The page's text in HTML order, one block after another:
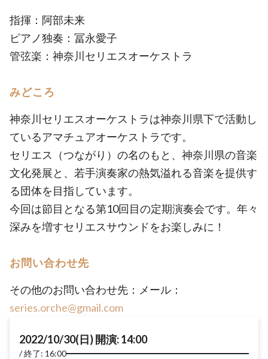
指揮：阿部未来
ピアノ独奏：冨永愛子
管弦楽：神奈川セリエスオーケストラ
みどころ
神奈川セリエスオーケストラは神奈川県下で活動し
ているアマチュアオーケストラです。
セリエス（つながり）の名のもと、神奈川県の音楽
文化発展と、若手演奏家の熱気溢れる音楽を提供す
る団体を目指しています。
今回は節目となる第10回目の定期演奏会です。年々
深みを増すセリエスサウンドをお楽しみに！
お問い合わせ先
その他のお問い合わせ先：メール：
series.orche@gmail.com
2022/10/30(日) 開演: 14:00
終了: 16:00